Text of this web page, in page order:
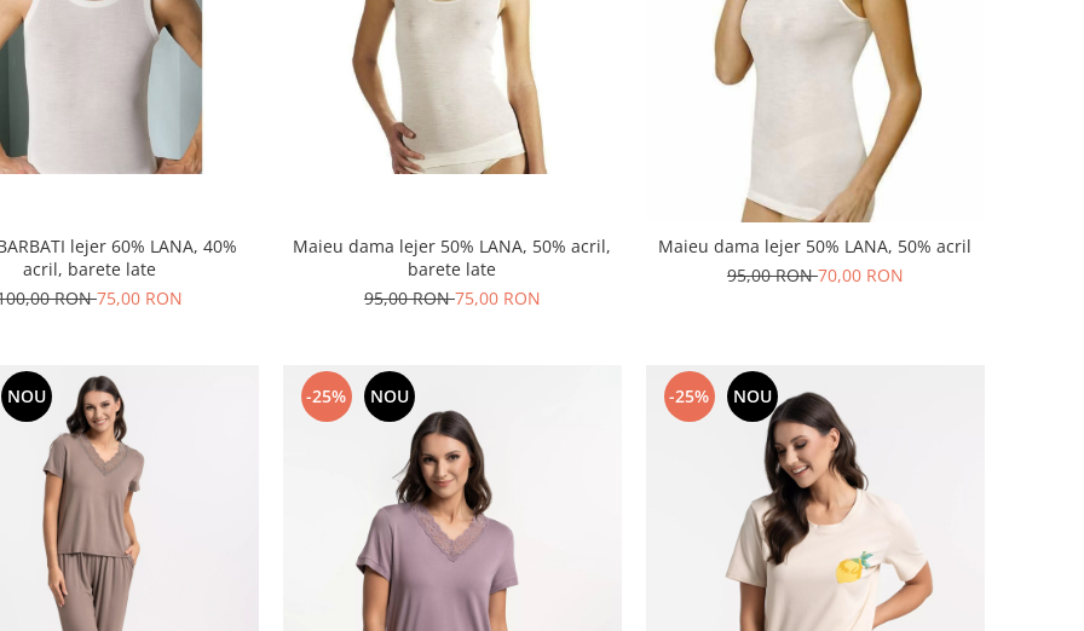
lejer 60% LANA, 40%
acril, barete late
RON75,00 RON
Maieu dama lejer 50% LANA, 50% acril,
barete late
95,00 RON75,00 RON
Maieu dama lejer 50% LANA, 50% acril
95,00 RON70,00 RON
NOU -25% NOU -25% NOU